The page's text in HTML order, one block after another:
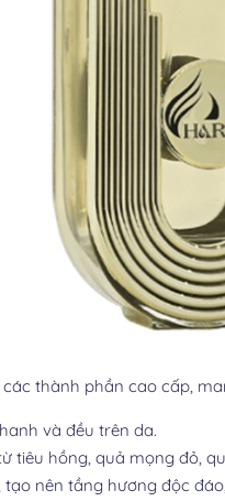
thành phần cao cấp,
và đều trên da.
tiêu hồng, quả mọng đỏ,
nên tầng hương độc